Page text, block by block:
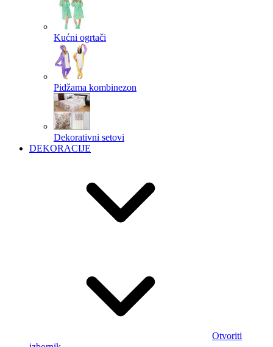
Kućni ogrtači
Pidžama kombinezon
Dekorativni setovi
DEKORACIJE
Otvoriti